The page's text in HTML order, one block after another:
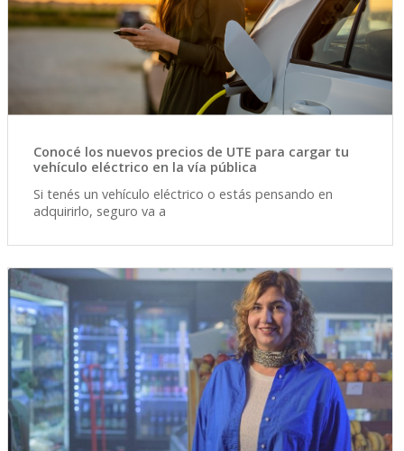
Conocé los nuevos precios de UTE para cargar tu
vehículo eléctrico en la vía pública
Si tenés un vehículo eléctrico o estás pensando en
adquirirlo, seguro va a